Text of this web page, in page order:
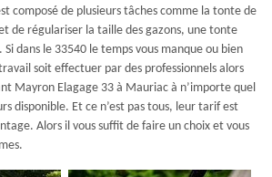
composé de plusieurs tâches comme la tonte de
de régulariser la taille des gazons, une tonte
dans le 33540 le temps vous manque ou bien
soit effectuer par des professionnels alors
Mayron Elagage 33 à Mauriac à n’importe quel
disponible. Et ce n’est pas tous, leur tarif est
Alors il vous suffit de faire un choix et vous